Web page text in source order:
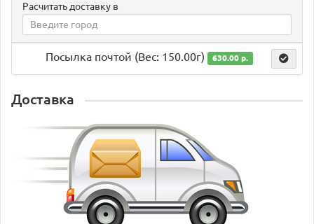
Расчитать доставку в
Посылка почтой (Вес: 150.00г) 630.00 р.
Доставка